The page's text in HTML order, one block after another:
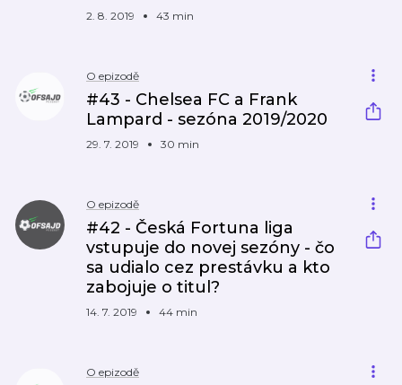
2. 8. 2019 43 min
O epizodě
#43 - Chelsea FC a Frank
Lampard - sezóna 2019/2020
29. 7. 2019 30 min
O epizodě
#42 - Česká Fortuna liga
vstupuje do novej sezóny - čo
sa udialo cez prestávku a kto
zabojuje o titul?
14. 7. 2019 44 min
O epizodě